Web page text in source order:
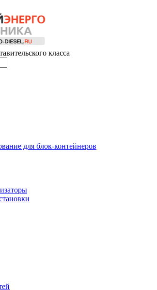
класса
для блок-контейнеров